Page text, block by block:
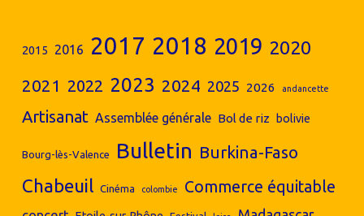
2015 2016 2017 2018 2019 2020
2021 2022 2023 2024 2025 2026 andancette
Artisanat Assemblée générale Bol de riz bolivie
Bourg-lès-Valence Bulletin Burkina-Faso
Chabeuil Cinéma colombie Commerce équitable